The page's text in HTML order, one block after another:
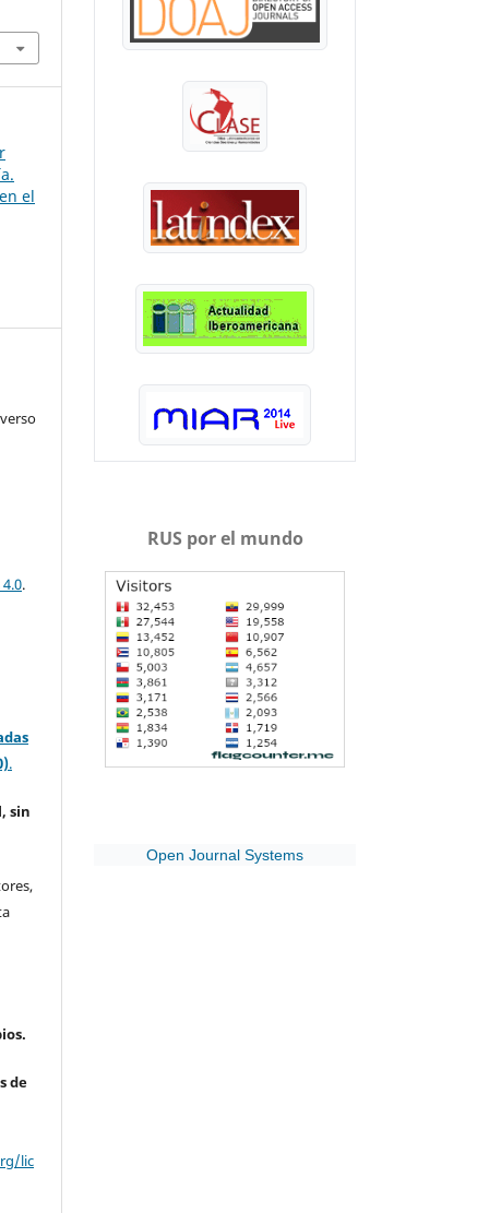
el
.
.
sin
de
lic
RUS por el mundo
Open Journal Systems